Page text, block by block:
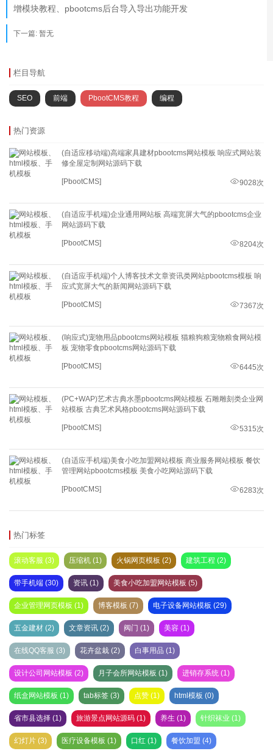
增模块教程、pbootcms后台导入导出功能开发
下一篇: 暂无
栏目导航
SEO 前端 PbootCMS教程 编程
热门资源
(自适应移动端)高端家具建材pbootcms网站模板 响应式网站装
修全屋定制网站源码下载
[PbootCMS] 9028次
(自适应手机端)企业通用网站板 高端宽屏大气的pbootcms企业
网站源码下载
[PbootCMS] 8204次
(自适应手机端)个人博客技术文章资讯类网站pbootcms模板 响
应式宽屏大气的新闻网站源码下载
[PbootCMS] 7367次
(响应式)宠物用品pbootcms网站模板 猫粮狗粮宠物粮食网站模
板 宠物零食pbootcms网站源码下载
[PbootCMS] 6445次
(PC+WAP)艺术古典水墨pbootcms网站模板 石雕雕刻类企业网
站模板 古典艺术风格pbootcms网站源码下载
[PbootCMS] 5315次
(自适应手机端)美食小吃加盟网站模板 商业服务网站模板 餐饮
管理网站pbootcms模板 美食小吃网站源码下载
[PbootCMS] 6283次
热门标签
滚动客服 (3) 压缩机 (1) 火锅网页模板 (2) 建筑工程 (2)
带手机端 (30) 资讯 (1) 美食小吃加盟网站模板 (5)
企业管理网页模板 (1) 博客模板 (7) 电子设备网站模板 (29)
五金建材 (2) 文章资讯 (2) 阀门 (1) 美容 (1)
在线QQ客服 (3) 花卉盆栽 (2) 白事用品 (1)
设计公司网站模板 (2) 月子会所网站模板 (1) 进销存系统 (1)
纸盒网站模板 (1) tab标签 (3) 点赞 (1) html模板 (0)
省市县选择 (1) 旅游景点网站源码 (1) 养生 (1) 针织袜业 (1)
幻灯片 (3) 医疗设备模板 (1) 口红 (1) 餐饮加盟 (4)